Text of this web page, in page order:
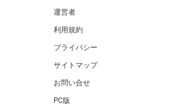
運営者
利用規約
プライバシー
サイトマップ
お問い合せ
PC版